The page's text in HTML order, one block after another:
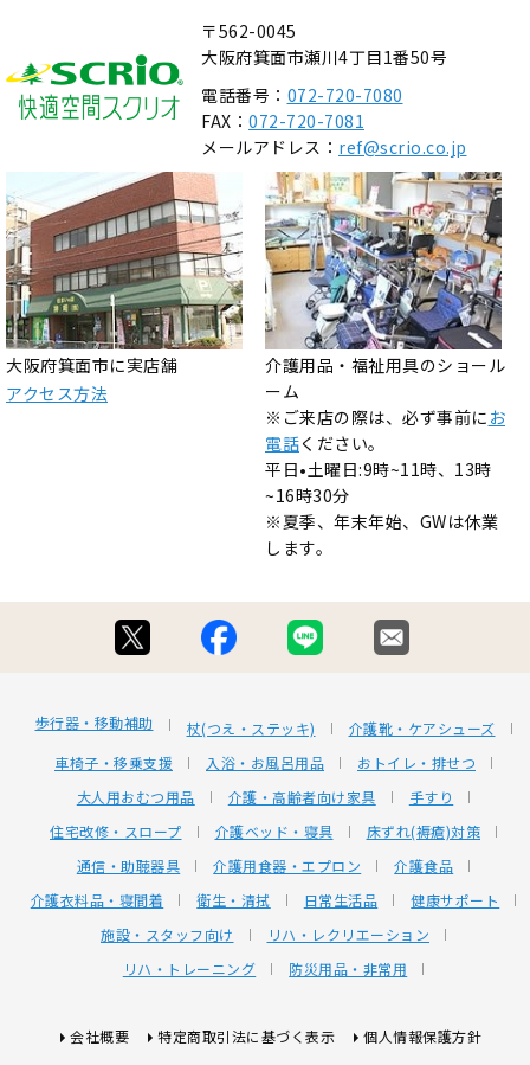
〒562-0045
大阪府箕面市瀬川4丁目1番50号
電話番号： 072-720-7080
FAX： 072-720-7081
メールアドレス： ref@scrio.co.jp
大阪府箕面市に実店舗
アクセス方法
介護用品・福祉用具のショール
ーム
※ご来店の際は、必ず事前に お
電話ください。
平日•土曜日:9時~11時、13時
~16時30分
※夏季、年末年始、GWは休業
します。
歩行器・移動補助 杖(つえ・ステッキ)
介護靴・ケアシューズ
車椅子・移乗支援
入浴・お風呂用品
おトイレ・排せつ
大人用おむつ用品
介護・高齢者向け家具
手すり
住宅改修・スロープ
介護ベッド・寝具
床ずれ(褥瘡)対策
通信・助聴器具
介護用食器・エプロン
介護食品
介護衣料品・寝間着
衛生・清拭 日常生活品
健康サポート
施設・スタッフ向け
リハ・レクリエーション
リハ・トレーニング
防災用品・非常用
会社概要 特定商取引法に基づく表示
個人情報保護方針